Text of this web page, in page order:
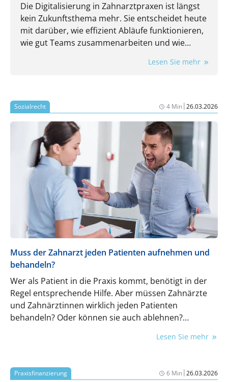
Die Digitalisierung in Zahnarztpraxen ist längst
kein Zukunftsthema mehr. Sie entscheidet heute
mit darüber, wie effizient Abläufe funktionieren,
wie gut Teams zusammenarbeiten und wie
Lesen Sie mehr
Sozialrecht 4 Min|26.03.2026
Muss der Zahnarzt jeden Patienten aufnehmen und
behandeln?
Wer als Patient in die Praxis kommt, benötigt in der
Regel entsprechende Hilfe. Aber müssen Zahnärzte
und Zahnärztinnen wirklich jeden Patienten
behandeln? Oder können sie auch ablehnen?
Lesen Sie mehr
Praxisfinanzierung 6 Min|26.03.2026